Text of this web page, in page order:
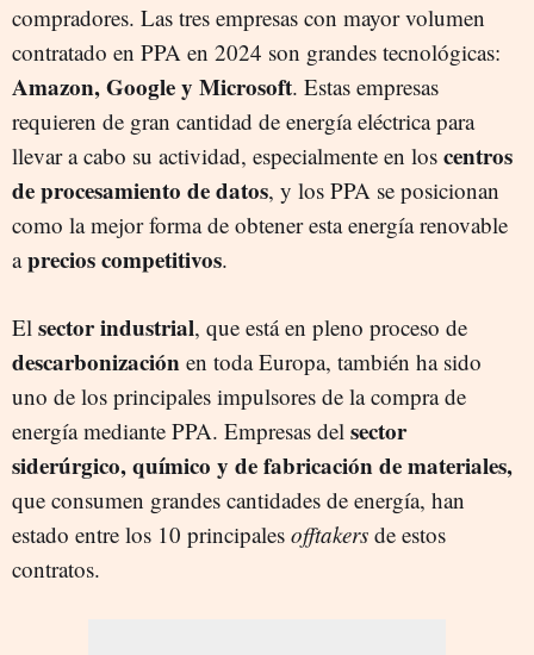
compradores. Las tres empresas con mayor volumen
contratado en PPA en 2024 son grandes tecnológicas:
Amazon, Google y Microsoft. Estas empresas
requieren de gran cantidad de energía eléctrica para
llevar a cabo su actividad, especialmente en los centros
de procesamiento de datos, y los PPA se posicionan
como la mejor forma de obtener esta energía renovable
aprecios competitivos.
El sector industrial, que está en pleno proceso de
descarbonización en toda Europa, también ha sido
uno de los principales impulsores de la compra de
energía mediante PPA. Empresas del sector
siderúrgico, químico y de fabricación de materiales,
que consumen grandes cantidades de energía, han
estado entre los 10 principales offtakers de estos
contratos.